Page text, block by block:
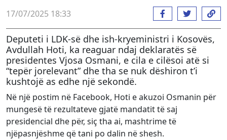
17/07/2025 18:33
Deputeti i LDK-së dhe ish-kryeministri i Kosovës,
Avdullah Hoti, ka reaguar ndaj deklaratës së
presidentes Vjosa Osmani, e cila e cilësoi atë si
“tepër jorelevant” dhe tha se nuk dëshiron t’i
kushtojë as edhe një sekondë.
Në një postim në Facebook, Hoti e akuzoi Osmanin për
mungesë të rezultateve gjatë mandatit të saj
presidencial dhe për, siç tha ai, mashtrime të
njëpasnjëshme që tani po dalin në shesh.